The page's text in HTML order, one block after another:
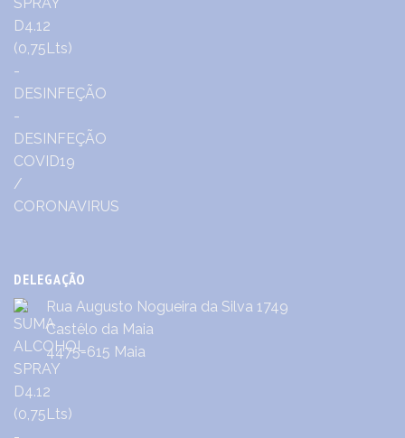
DELEGAÇÃO
Rua Augusto Nogueira da Silva 1749
Castêlo da Maia
4475-615 Maia